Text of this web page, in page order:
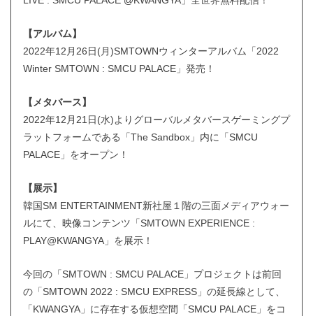
【アルバム】
2022年12月26日(月)SMTOWNウィンターアルバム「2022
Winter SMTOWN : SMCU PALACE」発売！
【メタバース】
2022年12月21日(水)よりグローバルメタバースゲーミングプ
ラットフォームである「The Sandbox」内に「SMCU
PALACE」をオープン！
【展示】
韓国SM ENTERTAINMENT新社屋１階の三面メディアウォー
ルにて、映像コンテンツ「SMTOWN EXPERIENCE :
PLAY@KWANGYA」を展示！
今回の「SMTOWN : SMCU PALACE」プロジェクトは前回
の「SMTOWN 2022 : SMCU EXPRESS」の延長線として、
「KWANGYA」に存在する仮想空間「SMCU PALACE」をコ